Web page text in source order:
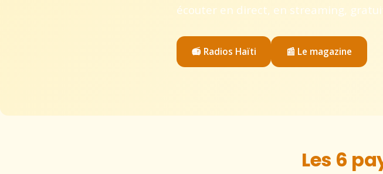
écouter en direct, en streaming,
📻 Radios Haïti 📰 Le magazine
Les 6